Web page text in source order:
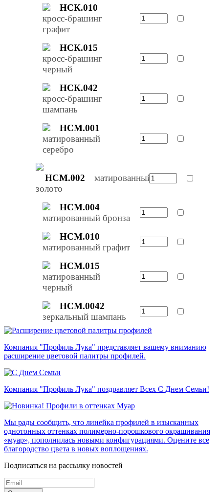
НСК.010
кросс-брашинг
графит
НСК.015
кросс-брашинг
черный
НСК.042
кросс-брашинг
шампань
НСМ.001
матированный
серебро
НСМ.002
матированный
золото
НСМ.004
матированный бронза
НСМ.010
матированный графит
НСМ.015
матированный
черный
НСМ.0042
зеркальный шампань
Компания "Профиль Лука" представляет вашему вниманию
расширение цветовой палитры профилей.
Компания "Профиль Лука" поздравляет Всех С Днем Семьи!
Мы рады сообщить, что линейка профилей в изысканных
однотонных оттенках полимерно-порошкового окрашивания
«муар», пополнилась новыми конфигурациями. Оцените все
благородство цвета в новых воплощениях.
Подписаться на рассылку новостей